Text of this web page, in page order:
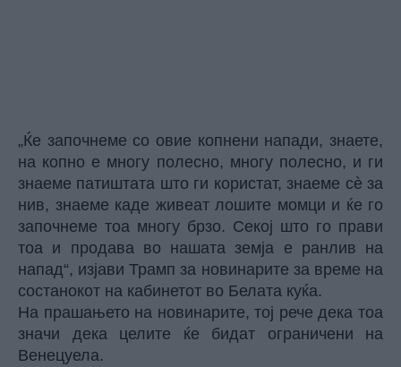
„Ќе започнеме со овие копнени напади, знаете,
на копно е многу полесно, многу полесно, и ги
знаеме патиштата што ги користат, знаеме сè за
нив, знаеме каде живеат лошите момци и ќе го
започнеме тоа многу брзо. Секој што го прави
тоа и продава во нашата земја е ранлив на
напад“, изјавиТрамп за новинарите за време на
состанокот на кабинетот во Белата куќа.
На прашањето на новинарите, тој рече дека тоа
значи дека целите ќе бидат ограничени на
Венецуела.